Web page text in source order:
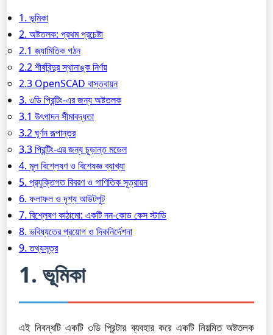
1. ভূমিকা
2. অষ্টতলক: প্রথম প্রচেষ্টা
2.1 জ্যামিতিক গঠন
2.2 শীর্ষবিন্দুর স্থানাঙ্ক নির্ণয়
2.3 OpenSCAD বাস্তবায়ন
3. ৩ডি প্রিন্টিং-এর জন্য অষ্টতলক
3.1 উৎপাদন সীমাবদ্ধতা
3.2 ঘূর্ণন রূপান্তর
3.3 প্রিন্টিং-এর জন্য চূড়ান্ত মডেল
4. মূল বিশ্লেষণ ও বিশেষজ্ঞ ব্যাখ্যা
5. প্রযুক্তিগত বিবরণ ও গাণিতিক সূত্রায়ন
6. ফলাফল ও দৃশ্য আউটপুট
7. বিশ্লেষণ কাঠামো: একটি নন-কোড কেস স্টাডি
8. ভবিষ্যতের প্রয়োগ ও দিকনির্দেশনা
9. তথ্যসূত্র
1. ভূমিকা
এই নিবন্ধটি একটি ৩ডি প্রিন্টার ব্যবহার করে একটি নিয়মিত অষ্টতলক